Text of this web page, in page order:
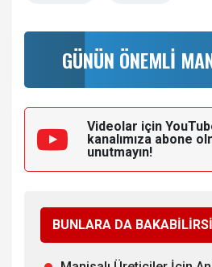
GÜNÜN ÖNEMLİ
Videolar için
kanalımıza abone
unutmayın!
BUNLARA DA